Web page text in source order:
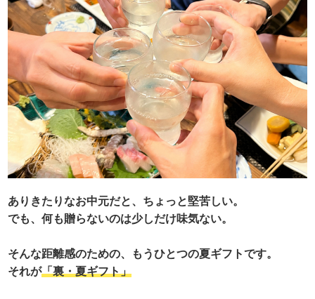
ありきたりなお中元だと、ちょっと堅苦しい。
でも、何も贈らないのは少しだけ味気ない。
そんな距離感のための、もうひとつの夏ギフトです。
それが「裏・夏ギフト」